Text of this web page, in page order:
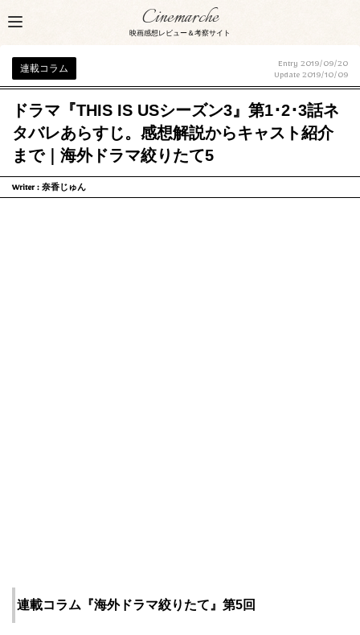
Cinemarche
映画感想レビュー＆考察サイト
連載コラム
Entry 2019/09/20
Update 2019/10/09
ドラマ『THIS IS USシーズン3』第1･2･3話ネ
タバレあらすじ。感想解説からキャスト紹介
まで｜海外ドラマ絞りたて5
Writer : 奈香じゅん
連載コラム『海外ドラマ絞りたて』第5回